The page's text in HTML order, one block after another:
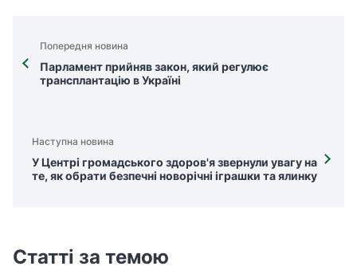
Попередня новина
Парламент прийняв закон, який регулює
трансплантацію в Україні
Наступна новина
У Центрі громадського здоров'я звернули увагу на
те, як обрати безпечні новорічні іграшки та ялинку
Статті за темою